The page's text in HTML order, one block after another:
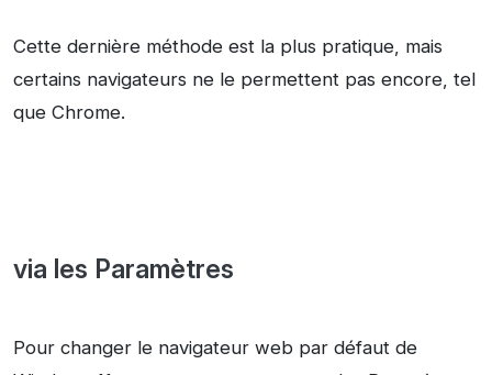
Cette dernière méthode est la plus pratique, mais
certains navigateurs ne le permettent pas encore, tel
que Chrome.
via les Paramètres
Pour changer le navigateur web par défaut de